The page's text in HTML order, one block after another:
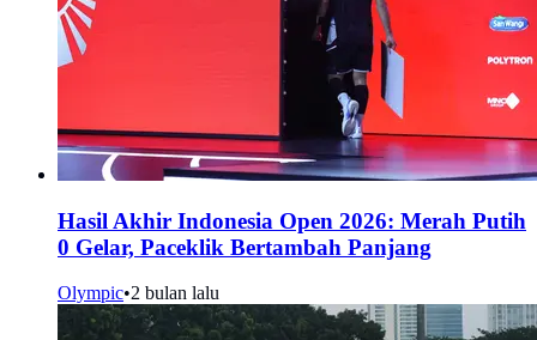
Hasil Akhir Indonesia Open 2026: Merah Putih
0 Gelar, Paceklik Bertambah Panjang
Olympic•2 bulan lalu